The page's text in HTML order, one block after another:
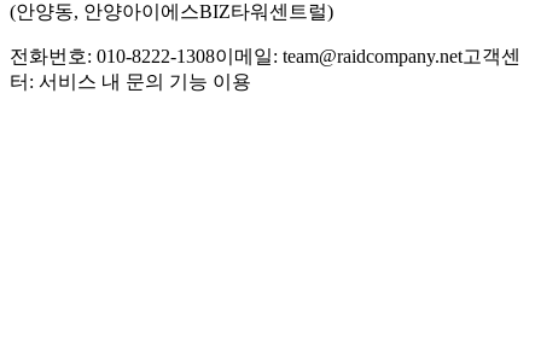
(안양동, 안양아이에스BIZ타워센트럴)
전화번호: 010-8222-1308이메일: team@raidcompany.net고객센
터: 서비스 내 문의 기능 이용